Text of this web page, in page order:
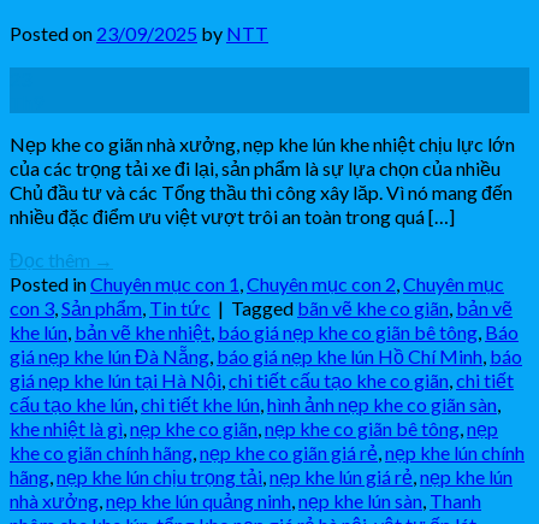
Posted on 23/09/2025 by NTT
Nẹp khe co giãn nhà xưởng, nẹp khe lún khe nhiệt chịu lực lớn
của các trọng tải xe đi lại, sản phẩm là sự lựa chọn của nhiều
Chủ đầu tư và các Tổng thầu thi công xây lăp. Vì nó mang đến
nhiều đặc điểm ưu việt vượt trôi an toàn trong quá […]
Đọc thêm →
Posted inChuyên mục con 1,Chuyên mục con 2,Chuyên mục
con 3,Sản phẩm, Tin tức | Tagged bãn vẽ khe co giãn, bản vẽ
khe lún, bản vẽ khe nhiệt, báo giá nẹp khe co giãn bê tông, Báo
giá nẹp khe lún Đà Nẵng, báo giá nẹp khe lún Hồ Chí Minh, báo
giá nẹp khe lún tại Hà Nội,chi tiết cấu tạo khe co giãn,chi tiết
cấu tạo khe lún,chi tiết khe lún,hình ảnh nẹp khe co giãn sàn,
khe nhiệt là gì,nẹp khe co giãn,nẹp khe co giãn bê tông,nẹp
khe co giãn chính hãng,nẹp khe co giãn giá rẻ,nẹp khe lún chính
hãng,nẹp khe lún chịu trọng tải,nẹp khe lún giá rẻ,nẹp khe lún
nhà xưởng,nẹp khe lún quảng ninh,nẹp khe lún sàn, Thanh